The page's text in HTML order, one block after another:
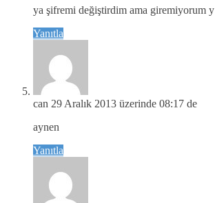
ya şifremi değiştirdim ama giremiyorum y
Yanıtla
can 29 Aralık 2013 üzerinde 08:17 de
aynen
Yanıtla